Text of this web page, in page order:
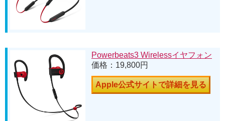
Powerbeats3 Wirelessイヤフォン
価格：19,800円
Apple公式サイトで詳細を見る